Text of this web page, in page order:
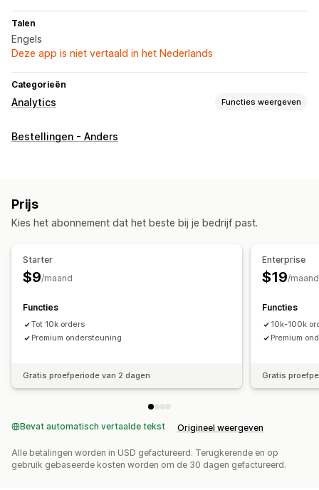
Talen
Engels
Deze app is niet vertaald in het Nederlands
Categorieën
Analytics Functies weergeven
Klantgedrag
Marketing en verkopen
Marketingtoewijzing
Checkoutanalytics
ROAS
Beeldmateriaal en rapporten
Heatmaps Analyticsdashboard
Aangepaste dashboards
Historische analyse
Bestellingen - Anders
Prijs
Kies het abonnement dat het beste bij je bedrijf past.
Starter
$9/maand
Functies
Tot 10k orders
Premium ondersteuning
Gratis proefperiode van 2 dagen
Enterprise
$19/maand
Functies
10k-100k
Premium
Gratis
Bevat automatisch vertaalde tekst Origineel weergeven
Alle betalingen worden in USD gefactureerd. Terugkerende en op
gebruik gebaseerde kosten worden om de 30 dagen gefactureerd.